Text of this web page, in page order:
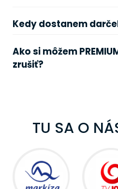
Kedy dostanem
Ako si môžem
zrušiť?
TU SA O